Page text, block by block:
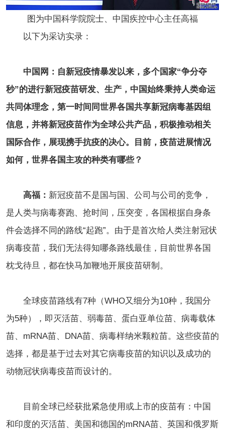
图为中国科学院院士、中国疾控中心主任高福
以下为采访实录：
中国网：自新冠疫情暴发以来，多个国家“争分夺
秒”的进行新冠疫苗研发、生产，中国始终秉持人类命运
共同体理念，第一时间同世界各国共享新冠病毒基因组
信息，并将新冠疫苗作为全球公共产品，积极推动相关
国际合作，展现携手抗疫的决心。目前，疫苗进展情况
如何， 世界各国主攻的种类有哪些？
高福： 新冠疫苗不是国与国、公司与公司的竞争，
是人类与病毒赛跑、抢时间，压突变，各国根据自身条
件会选择不同的路线“起跑”。由于是首次给人类注射冠状
病毒疫苗，我们无法得知哪条路线最佳，目前世界各国
枕戈待旦，都在快马加鞭地开展疫苗研制。
全球疫苗路线有7种（WHO又细分为10种，我国分
为5种），即灭活苗、弱毒苗、蛋白亚单位苗、病毒载体
苗、mRNA苗、DNA苗、病毒样纳米颗粒苗。这些疫苗的
选择，都是基于过去对其它病毒疫苗的知识以及成功的
动物冠状病毒疫苗而设计的。
目前全球已经获批紧急使用或上市的疫苗有：中国
和印度的灭活苗、美国和德国的mRNA苗、英国和俄罗斯